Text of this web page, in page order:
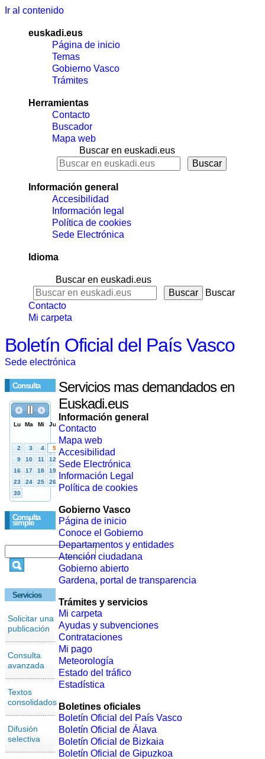
Ir al contenido
euskadi.eus
Página de inicio
Temas
Gobierno Vasco
Trámites
Herramientas
Contacto
Buscador
Mapa web
Buscar en euskadi.eus
Información general
Accesibilidad
Información legal
Política de cookies
Sede Electrónica
Idioma
Buscar en euskadi.eus
Buscar
Contacto
Mi carpeta
Boletín Oficial del País Vasco
Sede electrónica
Consulta
Consulta
simple
Servicios
Solicitar una
publicación
Consulta
avanzada
Textos
consolidados
Difusión
selectiva
Servicios mas demandados en
Euskadi.eus
Información general
Contacto
Mapa web
Accesibilidad
Sede Electrónica
Información Legal
Política de cookies
Gobierno Vasco
Página de inicio
Conoce el Gobierno
Departamentos y entidades
Atención ciudadana
Gobierno abierto
Gardena, portal de transparencia
Trámites y servicios
Mi carpeta
Ayudas y subvenciones
Contrataciones
Mi pago
Meteorología
Estado del tráfico
Estadística
Boletines oficiales
Boletín Oficial del País Vasco
Boletín Oficial de Álava
Boletín Oficial de Bizkaia
Boletín Oficial de Gipuzkoa